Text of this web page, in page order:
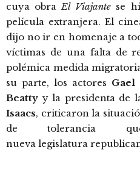
cuya obra El Viajante se
película extranjera. El
dijo no ir en homenaje a
víctimas de una falta de
polémica medida
su parte, los actores Gael
Beatty y la presidenta de
Isaacs, criticaron la
de tolerancia
nueva legislatura